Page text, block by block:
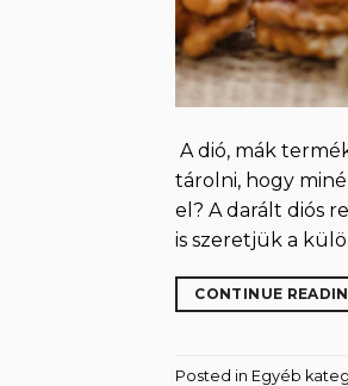
A dió, mák
tárolni, hogy
el? A darált diós
is szeretjük a
CONTINUE
Posted in Egyéb